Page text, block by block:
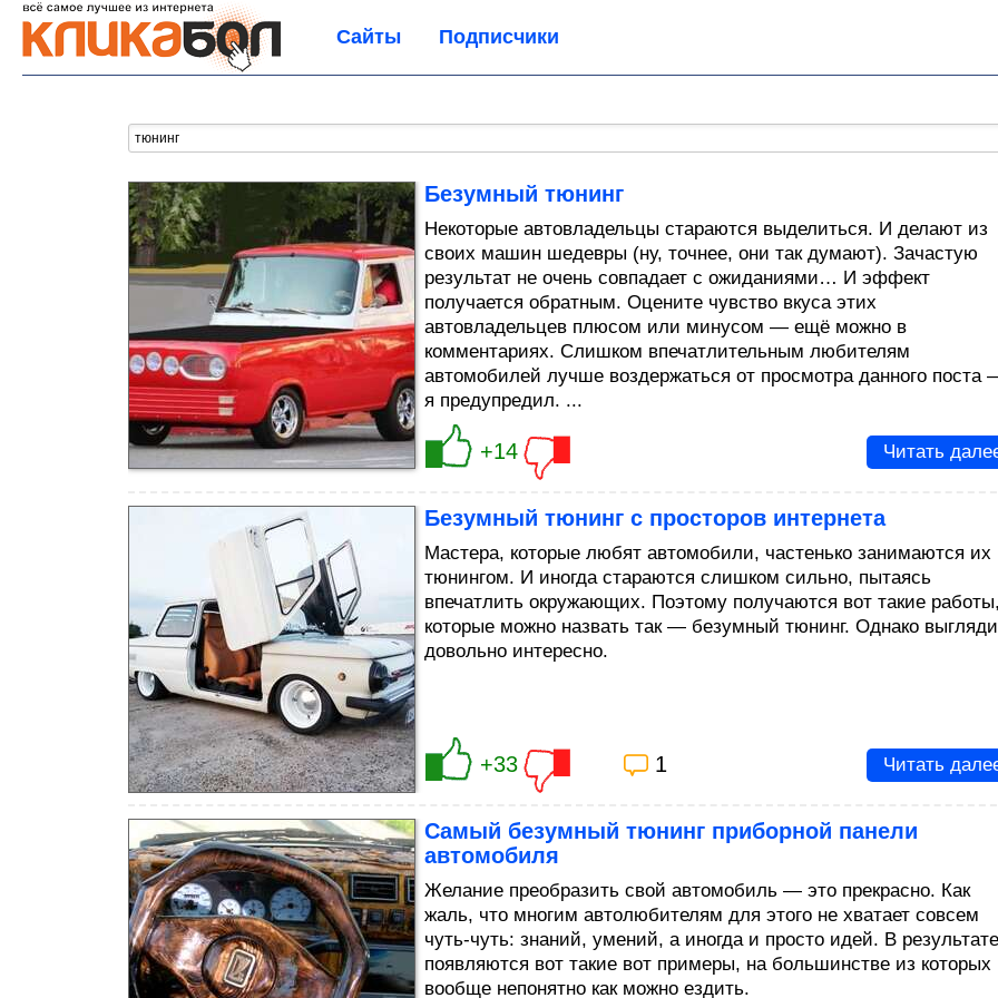
Сайты Подписчики
Безумный тюнинг
Некоторые автовладельцы стараются выделиться. И делают из
своих машин шедевры (ну, точнее, они так думают). Зачастую
результат не очень совпадает с ожиданиями… И эффект
получается обратным. Оцените чувство вкуса этих
автовладельцев плюсом или минусом — ещё можно в
комментариях. Слишком впечатлительным любителям
автомобилей лучше воздержаться от просмотра данного поста
я предупредил. ...
+14 Читать
Безумный тюнинг с просторов интернета
Мастера, которые любят автомобили, частенько занимаются их
тюнингом. И иногда стараются слишком сильно, пытаясь
впечатлить окружающих. Поэтому получаются вот такие работы,
которые можно назвать так — безумный тюнинг. Однако
довольно интересно.
+33 1 Читать
Самый безумный тюнинг приборной панели
автомобиля
Желание преобразить свой автомобиль — это прекрасно. Как
жаль, что многим автолюбителям для этого не хватает совсем
чуть-чуть: знаний, умений, а иногда и просто идей. В результате
появляются вот такие вот примеры, на большинстве из которых
вообще непонятно как можно ездить.